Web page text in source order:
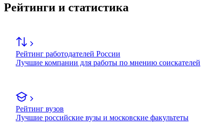
Рейтинги и статистика
Рейтинг работодателей России
Лучшие компании для работы по мнению соискателей
Рейтинг вузов
Лучшие российские вузы и московские факультеты